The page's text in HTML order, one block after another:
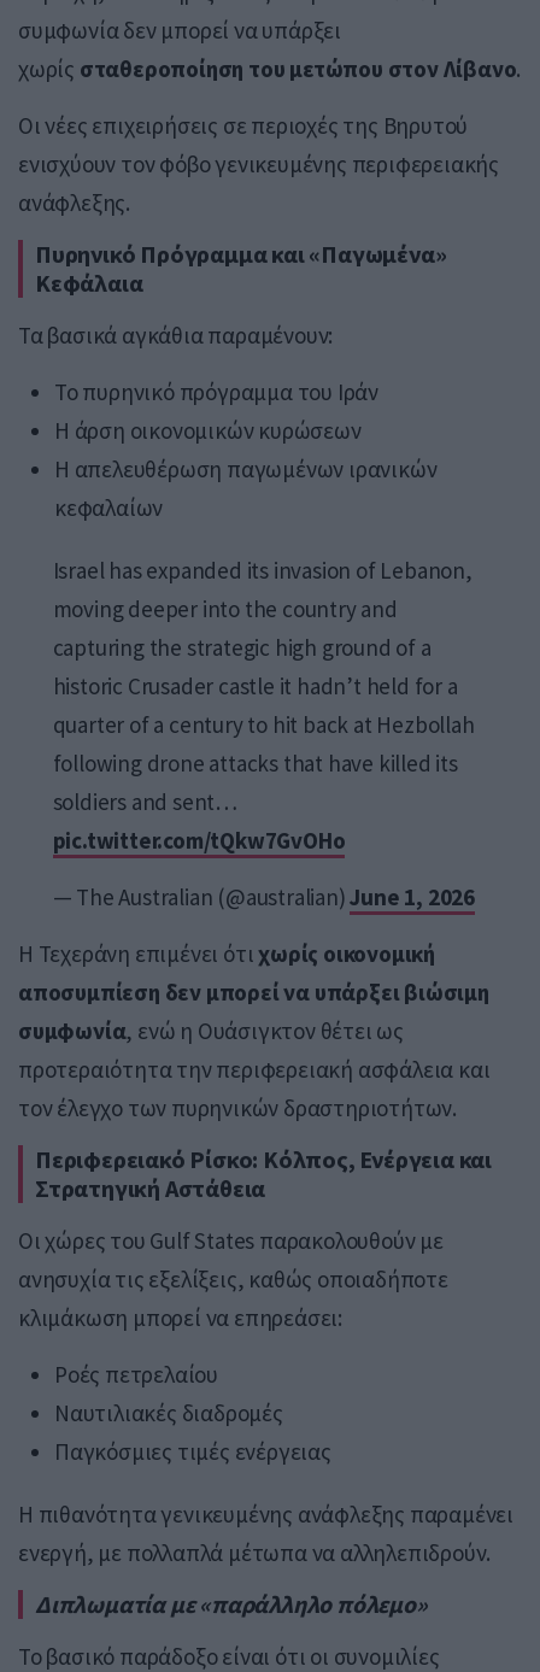
συμφωνία δεν μπορεί να υπάρξει
χωρίς σταθεροποίηση του μετώπου στον Λίβανο.
Οι νέες επιχειρήσεις σε περιοχές της Βηρυτού
ενισχύουν τον φόβο γενικευμένης περιφερειακής
ανάφλεξης.
Πυρηνικό Πρόγραμμα και «Παγωμένα»
Κεφάλαια
Τα βασικά αγκάθια παραμένουν:
Το πυρηνικό πρόγραμμα του Ιράν
Η άρση οικονομικών κυρώσεων
Η απελευθέρωση παγωμένων ιρανικών
κεφαλαίων
Israel has expanded its invasion of Lebanon,
moving deeper into the country and
capturing the strategic high ground of a
historic Crusader castle it hadn’t held for a
quarter of a century to hit back at Hezbollah
following drone attacks that have killed its
soldiers and sent…
pic.twitter.com/tQkw7GvOHo
— The Australian (@australian)June 1, 2026
Η Τεχεράνη επιμένει ότιχωρίς οικονομική
αποσυμπίεση δεν μπορεί να υπάρξει βιώσιμη
συμφωνία, ενώ η Ουάσιγκτον θέτει ως
προτεραιότητα την περιφερειακή ασφάλεια και
τον έλεγχο των πυρηνικών δραστηριοτήτων.
Περιφερειακό Ρίσκο: Κόλπος, Ενέργεια και
Στρατηγική Αστάθεια
Οι χώρες του Gulf States παρακολουθούν με
ανησυχία τις εξελίξεις, καθώς οποιαδήποτε
κλιμάκωση μπορεί να επηρεάσει:
Ροές πετρελαίου
Ναυτιλιακές διαδρομές
Παγκόσμιες τιμές ενέργειας
Η πιθανότητα γενικευμένης ανάφλεξης παραμένει
ενεργή, με πολλαπλά μέτωπα να αλληλεπιδρούν.
Διπλωματία με «παράλληλο πόλεμο»
Το βασικό παράδοξο είναι ότι οι συνομιλίες